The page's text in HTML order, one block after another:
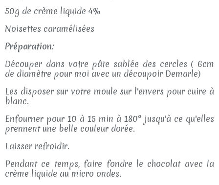
50g de crème liquide 4%
Noisettes caramélisées
Préparation:
Découper dans votre pâte sablée des cercles ( 6cm
de diamètre pour moi avec un découpoir Demarle)
Les disposer sur votre moule sur l'envers pour cuire à
blanc.
Enfourner pour 10 à 15 min à 180° jusqu'à ce qu'elles
prennent une belle couleur dorée.
Laisser refroidir.
Pendant ce temps, faire fondre le chocolat avec la
crème liquide au micro ondes.